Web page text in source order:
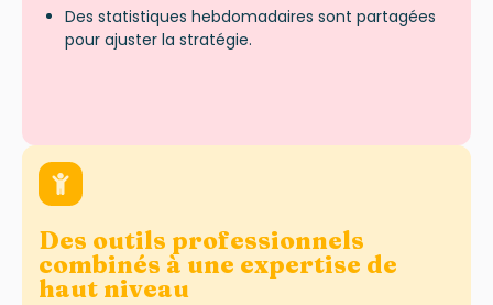
Des statistiques hebdomadaires sont partagées
pour ajuster la stratégie.
Des outils professionnels
combinés à une expertise de
haut niveau